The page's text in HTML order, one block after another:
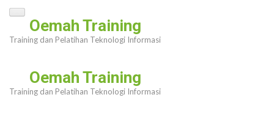
Skip
content
Enter)
Oemah Training
Training dan Pelatihan Teknologi Informasi
Oemah Training
Training dan Pelatihan Teknologi Informasi